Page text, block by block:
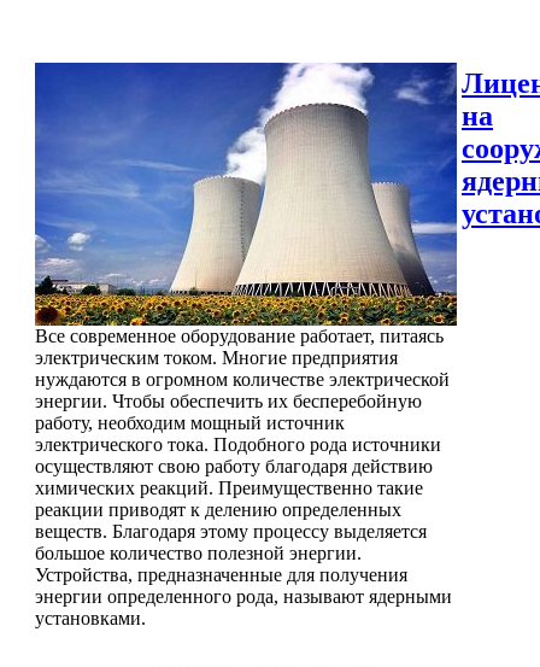
Все современное оборудование работает, питаясь
электрическим током. Многие предприятия
нуждаются в огромном количестве электрической
энергии. Чтобы обеспечить их бесперебойную
работу, необходим мощный источник
электрического тока. Подобного рода источники
осуществляют свою работу благодаря действию
химических реакций. Преимущественно такие
реакции приводят к делению определенных
веществ. Благодаря этому процессу выделяется
большое количество полезной энергии.
Устройства, предназначенные для получения
энергии определенного рода, называют ядерными
установками.
на